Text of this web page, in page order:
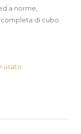
a norme,
di cubo.
usato